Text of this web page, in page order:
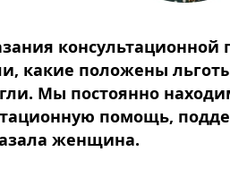
какие положены
Мы постоянно
помощь,
женщина.